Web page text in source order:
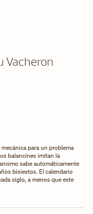
Vacheron
para un problema
balancines imitan la
sabe automáticamente
bisiestos. El calendario
siglo, a menos que este